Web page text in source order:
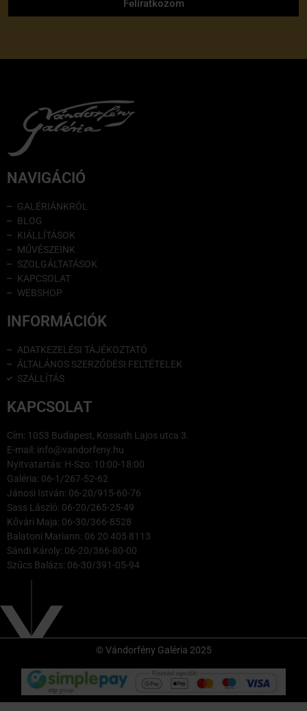
Feliratkozom
NAVIGÁCIÓ
GALÉRIÁNKRÓL
BLOG
KIÁLLÍTÁSOK
MŰVÉSZEINK
SZOLGÁLTATÁSOK
KAPCSOLAT
WEBSHOP
INFORMÁCIÓK
ADATKEZELÉSI TÁJÉKOZTATÓ
ÁLTALÁNOS SZERZŐDÉSI FELTÉTELEK
SZÁLLÍTÁS
KAPCSOLAT
Cím: 1053 Budapest, Kossuth Lajos utca 3.
E-mail: info@vandorfeny.hu
Nyitvatartás: H-Szo: 10:00-18:00
Galéria: 06-1/267-52-62
Jánosi István: 06-20/915-60-76
Sass László: 06-20/265-25-49
Kővári Maja: 06-30/366-8528
Balatoni Mariann: 06 20 405 8113
Sándi Károly: 06-20/366-80-00
Szűcs Balázs: 06-30/391-05-94
© Vándorfény Galéria 2025